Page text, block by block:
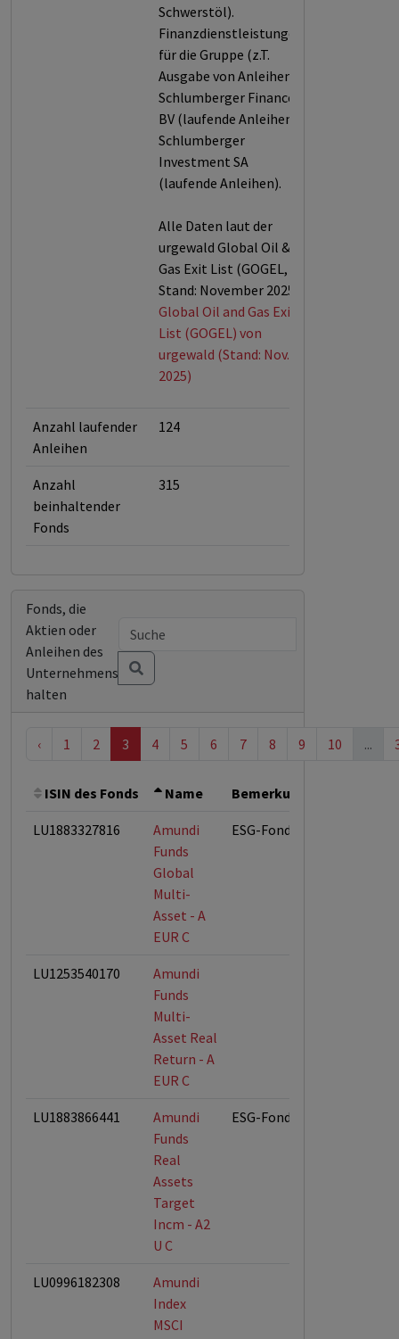
Schwerstöl).
Finanzdienstleistungen
für die Gruppe (z.T.
Ausgabe von Anleihen):
Schlumberger Finance
BV (laufende Anleihen),
Schlumberger
Investment SA
(laufende Anleihen).
Alle Daten laut der
urgewald Global Oil &
Gas Exit List (GOGEL,
Stand: November 2025).
Global Oil and Gas Exit
List (GOGEL) von
urgewald (Stand: Nov.
2025)
Anzahl laufender
Anleihen
124
Anzahl
beinhaltender
Fonds
315
Fonds, die
Aktien oder
Anleihen des
Unternehmens
halten
‹ 1 2 3 4 5 6 7 8 9 10 ...
ISIN des Fonds Name Bemerkung
LU1883327816
Amundi
Funds
Global
Multi-
Asset - A
EUR C
ESG-Fonds
LU1253540170
Amundi
Funds
Multi-
Asset Real
Return - A
EUR C
LU1883866441
Amundi
Funds
Real
Assets
Target
Incm - A2
U C
ESG-Fonds
LU0996182308
Amundi
Index
MSCI